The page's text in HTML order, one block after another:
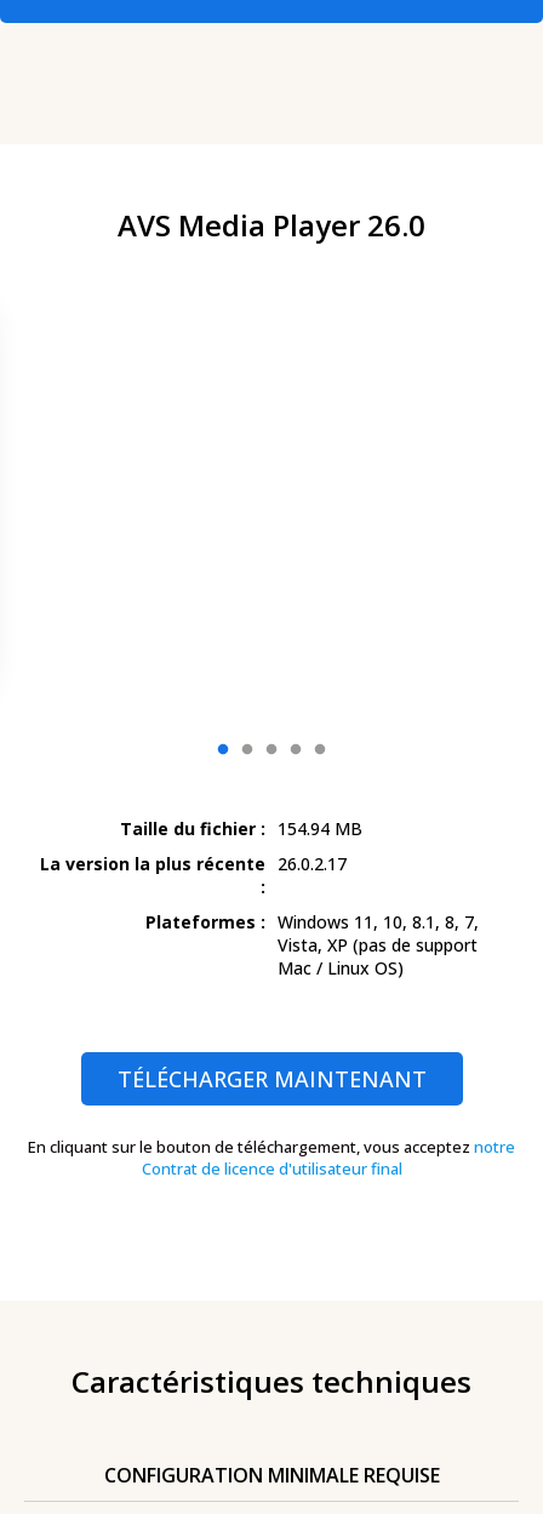
AVS Media Player 26.0
Taille du fichier : 154.94 MB
La version la plus récente
:
26.0.2.17
Plateformes : Windows 11, 10, 8.1, 8, 7,
Vista, XP (pas de support
Mac / Linux OS)
TÉLÉCHARGER MAINTENANT
En cliquant sur le bouton de téléchargement, vous acceptez notre
Contrat de licence d'utilisateur final
Caractéristiques techniques
CONFIGURATION MINIMALE REQUISE